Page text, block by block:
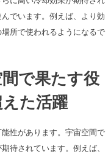
でいます。例えば、より効
所で使われるようになるで
で果たす役
た活躍
性があります。宇宙空間で
待されています。例えば、